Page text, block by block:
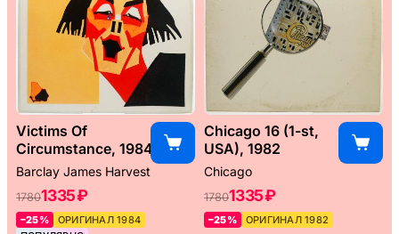
Victims Of
Circumstance, 1984
Barclay James Harvest
17801335 ₽
–25%
ОРИГИНАЛ 1984
Chicago 16 (1-st,
USA), 1982
Chicago
17801335 ₽
–25% ОРИГИНАЛ 1982